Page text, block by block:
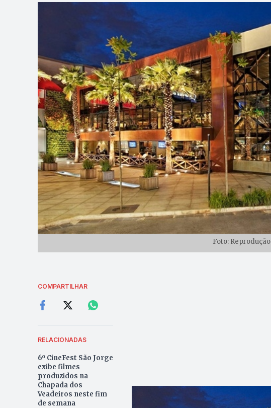
Foto:
COMPARTILHAR
RELACIONADAS
6º CineFest São Jorge
exibe filmes
produzidos na
Chapada dos
Veadeiros neste fim
de semana